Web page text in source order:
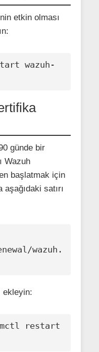
etkin olması
wazuh-
günde bir
Wazuh
başlatmak için
aşağıdaki satırı
wazuh.
ekleyin:
restart